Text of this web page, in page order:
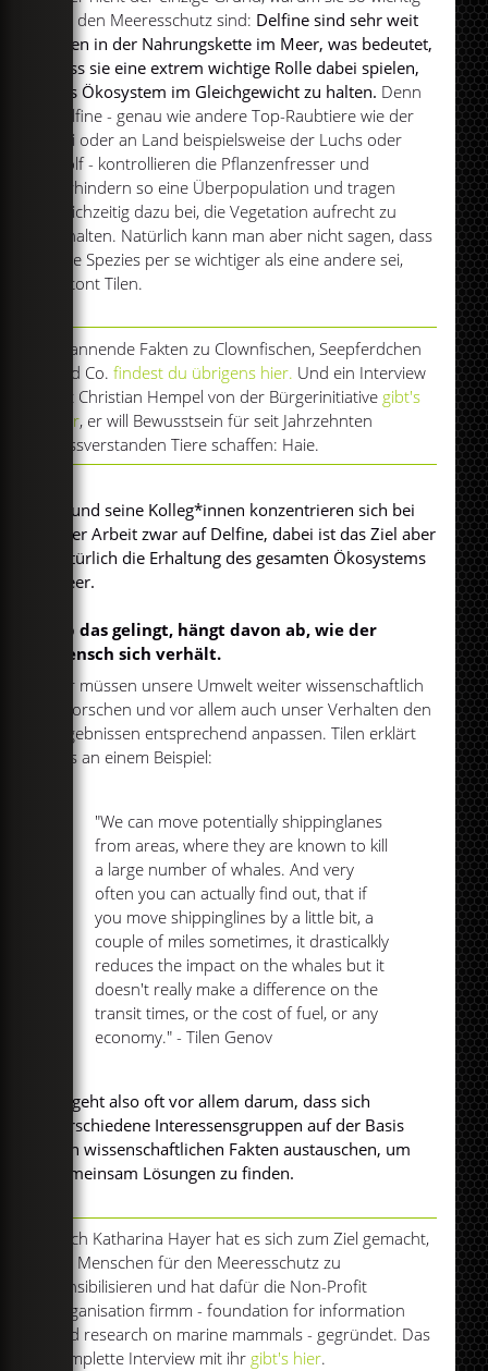
für den Meeresschutz sind: Delfine sind sehr weit
oben in der Nahrungskette im Meer, was bedeutet,
dass sie eine extrem wichtige Rolle dabei spielen,
das Ökosystem im Gleichgewicht zu halten. Denn
Delfine - genau wie andere Top-Raubtiere wie der
Hai oder an Land beispielsweise der Luchs oder
Wolf - kontrollieren die Pflanzenfresser und
verhindern so eine Überpopulation und tragen
gleichzeitig dazu bei, die Vegetation aufrecht zu
erhalten. Natürlich kann man aber nicht sagen, dass
eine Spezies per se wichtiger als eine andere sei,
betont Tilen.
Spannende Fakten zu Clownfischen, Seepferdchen
und Co.findest du übrigens hier. Und ein Interview
mit Christian Hempel von der Bürgerinitiative gibt's
hier, er will Bewusstsein für seit Jahrzehnten
missverstanden Tiere schaffen: Haie.
Er und seine Kolleg*innen konzentrieren sich bei
ihrer Arbeit zwar auf Delfine, dabei ist das Ziel aber
natürlich die Erhaltung des gesamten Ökosystems
Meer.
Ob das gelingt, hängt davon ab, wie der
Mensch sich verhält.
Wir müssen unsere Umwelt weiter wissenschaftlich
erforschen und vor allem auch unser Verhalten den
Ergebnissen entsprechend anpassen. Tilen erklärt
das an einem Beispiel:
"We can move potentially shippinglanes
from areas, where they are known to kill
a large number of whales. And very
often you can actually find out, that if
you move shippinglines by a little bit, a
couple of miles sometimes, it drasticalkly
reduces the impact on the whales but it
doesn't really make a difference on the
transit times, or the cost of fuel, or any
economy." - Tilen Genov
Es geht also oft vor allem darum, dass sich
verschiedene Interessensgruppen auf der Basis
von wissenschaftlichen Fakten austauschen, um
gemeinsam Lösungen zu finden.
Auch Katharina Hayer hat es sich zum Ziel gemacht,
die Menschen für den Meeresschutz zu
sensibilisieren und hat dafür die Non-Profit
Organisation firmm - foundation for information
and research on marine mammals - gegründet. Das
komplette Interview mit ihr gibt's hier.